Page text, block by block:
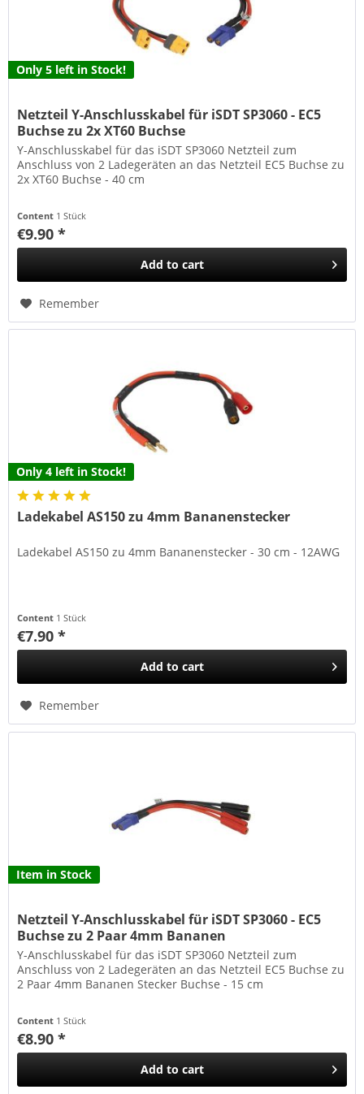
Only 5 left in Stock!
Netzteil Y-Anschlusskabel für iSDT SP3060 - EC5
Buchse zu 2x XT60 Buchse
Y-Anschlusskabel für das iSDT SP3060 Netzteil zum
Anschluss von 2 Ladegeräten an das Netzteil EC5 Buchse zu
2x XT60 Buchse - 40 cm
Content 1 Stück
€9.90 *
Add to cart
Remember
Only 4 left in Stock!
Ladekabel AS150 zu 4mm Bananenstecker
Ladekabel AS150 zu 4mm Bananenstecker - 30 cm - 12AWG
Content 1 Stück
€7.90 *
Add to cart
Remember
Item in Stock
Netzteil Y-Anschlusskabel für iSDT SP3060 - EC5
Buchse zu 2 Paar 4mm Bananen
Y-Anschlusskabel für das iSDT SP3060 Netzteil zum
Anschluss von 2 Ladegeräten an das Netzteil EC5 Buchse zu
2 Paar 4mm Bananen Stecker Buchse - 15 cm
Content 1 Stück
€8.90 *
Add to cart